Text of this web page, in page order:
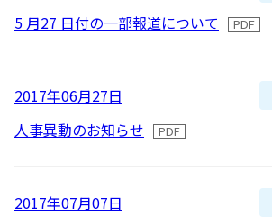
5 月27 日付の一部報道について
2017年06月27日
⼈事異動のお知らせ
2017年07月07日